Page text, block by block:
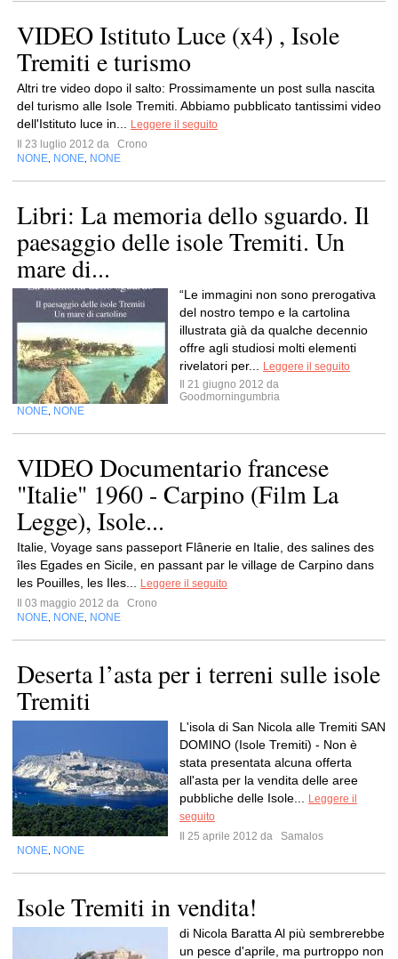
VIDEO Istituto Luce (x4) , Isole
Tremiti e turismo
Altri tre video dopo il salto: Prossimamente un post sulla nascita
del turismo alle Isole Tremiti. Abbiamo pubblicato tantissimi video
dell'Istituto luce in...
Leggere il seguito
Il 23 luglio 2012 da
Crono
NONE NONE NONE
Libri: La memoria dello sguardo. Il
paesaggio delle isole Tremiti. Un
mare di...
“Le immagini non sono prerogativa
del nostro tempo e la cartolina
illustrata già da qualche decennio
offre agli studiosi molti elementi
rivelatori per...
Leggere il seguito
Il 21 giugno 2012 da
Goodmorningumbria
NONE NONE
VIDEO Documentario francese
"Italie" 1960 - Carpino (Film La
Legge), Isole...
Italie, Voyage sans passeport Flânerie en Italie, des salines des
îles Egades en Sicile, en passant par le village de Carpino dans
les Pouilles, les Iles...
Leggere il seguito
Il 03 maggio 2012 da
Crono
NONE NONE NONE
Deserta l’asta per i terreni sulle isole
Tremiti
L'isola di San Nicola alle Tremiti SAN
DOMINO (Isole Tremiti) - Non è
stata presentata alcuna offerta
all'asta per la vendita delle aree
pubbliche delle Isole...
Leggere il
seguito
Il 25 aprile 2012 da
Samalos
NONE NONE
Isole Tremiti in vendita!
di Nicola Baratta Al più sembrerebbe
un pesce d'aprile, ma purtroppo non